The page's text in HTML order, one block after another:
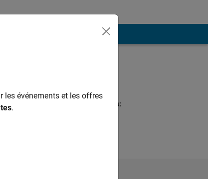
C++, C, Javascript
Spoken Languages:
les événements et les offres
.